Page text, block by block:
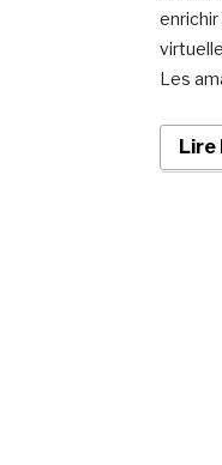
enrichir
Les
Lire